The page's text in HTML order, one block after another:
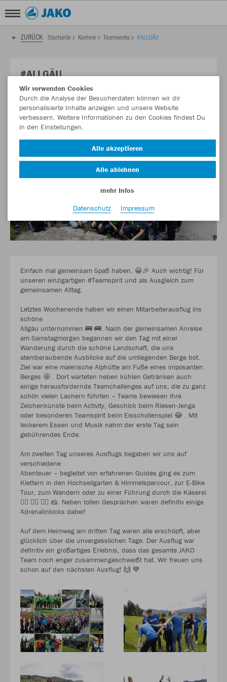
ZURÜCK Startseite Karriere Teamworks #ALLGÄU
#ALLGÄU
Der Berg hat gerufen – JAKO im Allgäu 🏔
Einfach mal gemeinsam Spaß haben. 😀🎉 Auch wichtig! Für
unseren einzigartigen #Teamspirit und als Ausgleich zum
gemeinsamen Alltag.
Letztes Wochenende haben wir einen Mitarbeiterausflug ins
schöne
Allgäu unternommen 🚌 🚌. Nach der gemeinsamen Anreise
am Samstagmorgen begannen wir den Tag mit einer
Wanderung durch die schöne Landschaft, die uns
atemberaubende Ausblicke auf die umliegenden Berge bot.
Ziel war eine malerische Alphütte am Fuße eines imposanten
Berges 🤩 . Dort warteten neben kühlen Getränken auch
einige herausfordernde Teamchallenges auf uns, die zu ganz
schön vielen Lachern führten – Teams bewiesen ihre
Zeichenkünste beim Activity, Geschick beim Riesen-Jenga
oder besonderen Teamspirit beim Eisschollenspiel 😂 . Mit
leckerem Essen und Musik nahm der erste Tag sein
gebührendes Ende.
Am zweiten Tag unseres Ausflugs begaben wir uns auf
verschiedene
Abenteuer – begleitet von erfahrenen Guides ging es zum
Klettern in den Hochseilgarten & Himmelsparcour, zur E-Bike
Tour, zum Wandern oder zu einer Führung durch die Käserei
🚵‍♂️ 🧗‍♀️ 🚶‍♂️ 🧀. Neben tollen Gesprächen waren definitiv einige
Adrenalinkicks dabei!
Auf dem Heimweg am dritten Tag waren alle erschöpft, aber
glücklich über die unvergesslichen Tage. Der Ausflug war
definitiv ein großartiges Erlebnis, dass das gesamte JAKO
Team noch enger zusammengeschweißt hat. Wir freuen uns
schon auf den nächsten Ausflug! 🙌 💙
Wir verwenden Cookies
Durch die Analyse der Besucherdaten können wir dir
personalisierte Inhalte anzeigen und unsere Website
verbessern. Weitere Informationen zu den Cookies findest Du
in den Einstellungen.
Alle akzeptieren
Alle ablehnen
mehr Infos
Datenschutz
Impressum